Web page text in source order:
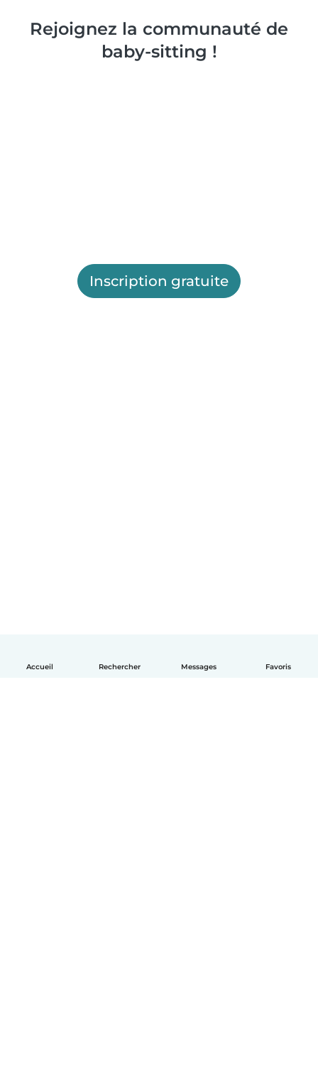
Accueil Rechercher Messages Favoris
Rejoignez la communauté de
baby-sitting !
Inscription gratuite